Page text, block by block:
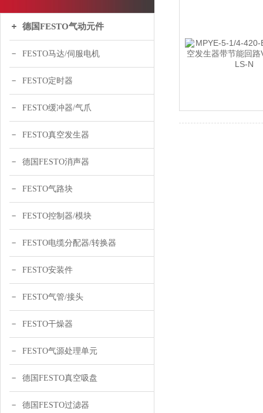
德国FESTO气动元件
FESTO马达/伺服电机
FESTO定时器
FESTO缓冲器/气爪
FESTO真空发生器
德国FESTO消声器
FESTO气路块
FESTO控制器/模块
FESTO电缆分配器/转换器
FESTO安装件
FESTO气管/接头
FESTO干燥器
FESTO气源处理单元
德国FESTO真空吸盘
德国FESTO过滤器